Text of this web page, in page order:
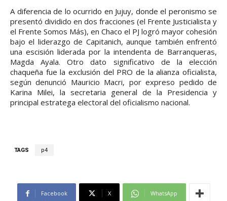
A diferencia de lo ocurrido en Jujuy, donde el peronismo se
presentó dividido en dos fracciones (el Frente Justicialista y
el Frente Somos Más), en Chaco el PJ logró mayor cohesión
bajo el liderazgo de Capitanich, aunque también enfrentó
una escisión liderada por la intendenta de Barranqueras,
Magda Ayala. Otro dato significativo de la elección
chaqueña fue la exclusión del PRO de la alianza oficialista,
según denunció Mauricio Macri, por expreso pedido de
Karina Milei, la secretaria general de la Presidencia y
principal estratega electoral del oficialismo nacional.
TAGS p4
Facebook X WhatsApp